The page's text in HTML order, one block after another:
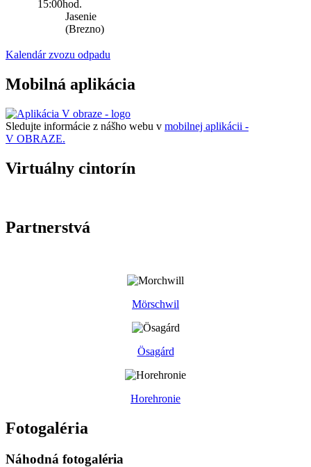
15:00hod.
Jasenie
(Brezno)
Kalendár zvozu odpadu
Mobilná aplikácia
Sledujte informácie z nášho webu v mobilnej aplikácii -
V OBRAZE.
Virtuálny cintorín
Partnerstvá
Mörschwil
Ösagárd
Horehronie
Fotogaléria
Náhodná fotogaléria